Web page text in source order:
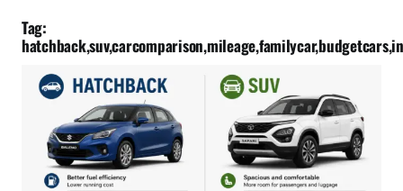
Tag: